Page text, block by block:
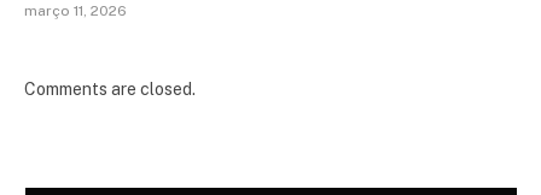
março 11, 2026
Comments are closed.